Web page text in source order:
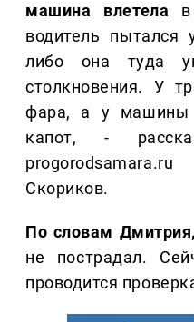
машина влетела в
водитель пытался
либо она туда
столкновения. У
фара, а у машины
капот, -
Скориков.
По словам
не пострадал.
проводится